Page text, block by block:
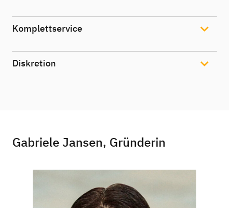
Komplettservice
Diskretion
Gabriele Jansen, Gründerin